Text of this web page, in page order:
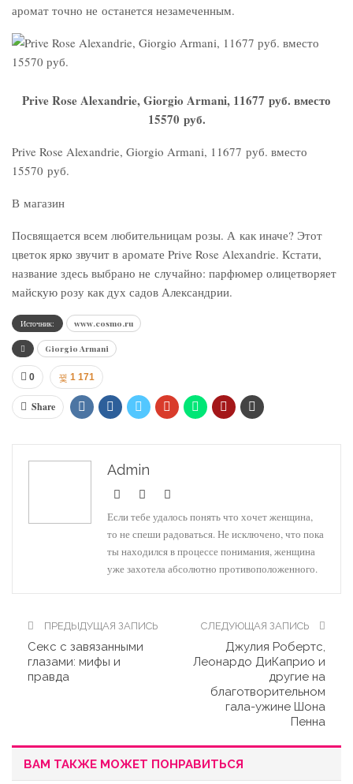
аромат точно не останется незамеченным.
Prive Rose Alexandrie, Giorgio Armani, 11677 руб. вместо
15570 руб.
Prive Rose Alexandrie, Giorgio Armani, 11677 руб. вместо
15570 руб.
В магазин
Посвящается всем любительницам розы. А как иначе? Этот
цветок ярко звучит в аромате Prive Rose Alexandrie. Кстати,
название здесь выбрано не случайно: парфюмер олицетворяет
майскую розу как дух садов Александрии.
Источник: www.cosmo.ru
Giorgio Armani
0 1 171
Share
Admin
Если тебе удалось понять что хочет женщина,
то не спеши радоваться. Не исключено, что пока
ты находился в процессе понимания, женщина
уже захотела абсолютно противоположенного.
ПРЕДЫДУЩАЯ ЗАПИСЬ
Секс с завязанными
глазами: мифы и
правда
СЛЕДУЮЩАЯ ЗАПИСЬ
Джулия Робертс,
Леонардо ДиКаприо и
другие на
благотворительном
гала-ужине Шона
Пенна
ВАМ ТАКЖЕ МОЖЕТ ПОНРАВИТЬСЯ